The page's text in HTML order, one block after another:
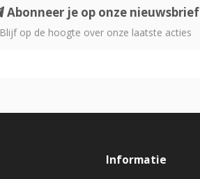
Abonneer je op onze nieuwsbrief
Blijf op de hoogte over onze laatste acties
Informatie